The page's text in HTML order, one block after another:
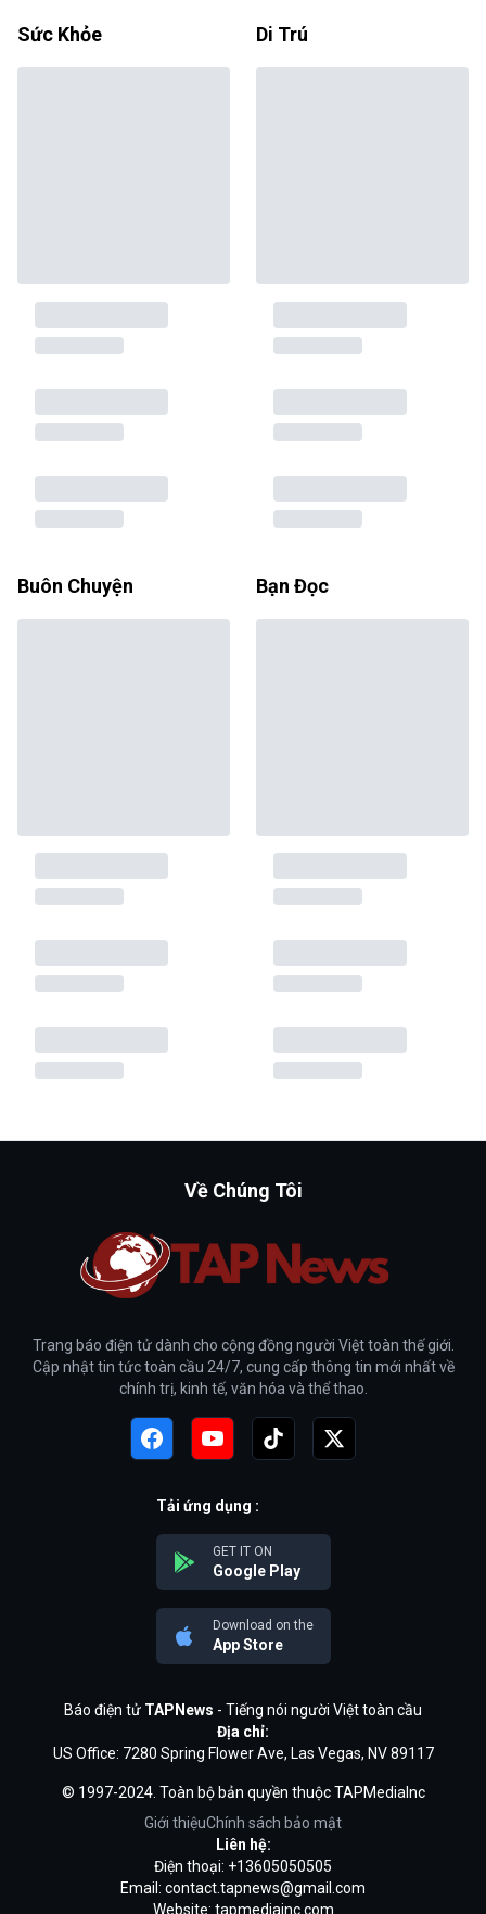
Sức Khỏe Di Trú
Buôn Chuyện Bạn Đọc
Về Chúng Tôi
Trang báo điện tử dành cho cộng đồng người Việt toàn thế giới.
Cập nhật tin tức toàn cầu 24/7, cung cấp thông tin mới nhất về
chính trị, kinh tế, văn hóa và thể thao.
Tải ứng dụng :
GET IT ON
Google Play
Download on the
App Store
Báo điện tử TAPNews - Tiếng nói người Việt toàn cầu
Địa chỉ:
US Office: 7280 Spring Flower Ave, Las Vegas, NV 89117
© 1997-2024. Toàn bộ bản quyền thuộc TAPMediaInc
Giới thiệuChính sách bảo mật
Liên hệ:
Điện thoại: +13605050505
Email: contact.tapnews@gmail.com
Website: tapmediainc.com